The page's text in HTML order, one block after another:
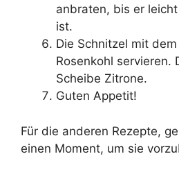
anbraten, bis er
ist.
Die Schnitzel mit
Rosenkohl servieren.
Scheibe Zitrone.
Guten Appetit!
Für die anderen Rezepte,
einen Moment, um sie